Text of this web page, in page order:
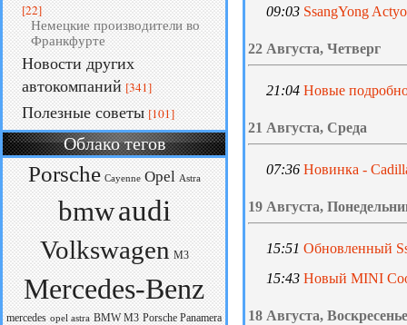
[22]
Немецкие производители во
Франкфурте
Новости других
автокомпаний [341]
Полезные советы [101]
Облако тегов
Porsche Cayenne Opel Astra
bmwaudi
Volkswagen M3
Mercedes-Benz
mercedes opel astra BMW M3 Porsche Panamera
09:03 SsangYong
22 Августа, Четверг
21:04 Новые
21 Августа, Среда
07:36 Новинка -
19 Августа,
15:51 Обновленный
15:43 Новый MINI
18 Августа, Воскресенье